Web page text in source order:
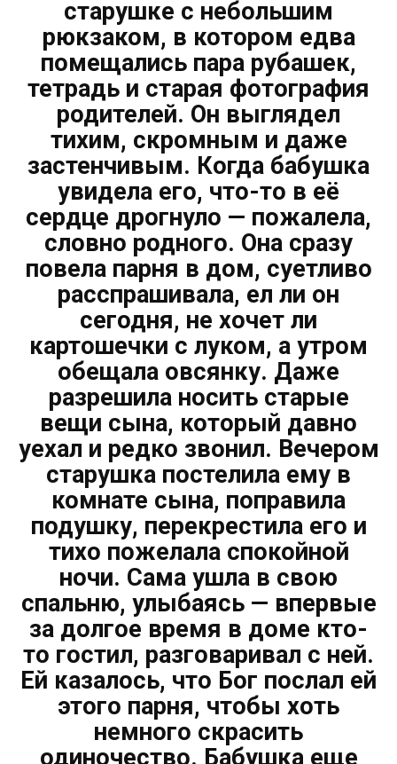
старушке с небольшим
рюкзаком, в котором едва
помещались пара рубашек,
тетрадь и старая фотография
родителей. Он выглядел
тихим, скромным и даже
застенчивым. Когда бабушка
увидела его, что-то в её
сердце дрогнуло — пожалела,
словно родного. Она сразу
повела парня в дом, суетливо
расспрашивала, ел ли он
сегодня, не хочет ли
картошечки с луком, а утром
обещала овсянку. Даже
разрешила носить старые
вещи сына, который давно
уехал и редко звонил. Вечером
старушка постелила ему в
комнате сына, поправила
подушку, перекрестила его и
тихо пожелала спокойной
ночи. Сама ушла в свою
спальню, улыбаясь — впервые
за долгое время в доме кто-
то гостил, разговаривал с ней.
Ей казалось, что Бог послал ей
этого парня, чтобы хоть
немного скрасить
одиночество. Бабушка еще